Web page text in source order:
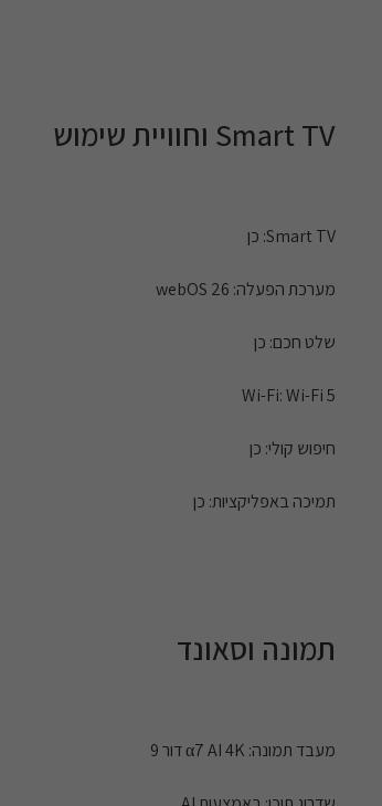
Smart TV וחוויית שימוש
Smart TV: כן
מערכת הפעלה: webOS 26
שלט חכם: כן
Wi-Fi: Wi-Fi 5
חיפוש קולי: כן
תמיכה באפליקציות: כן
תמונה וסאונד
מעבד תמונה: α7 AI 4K דור 9